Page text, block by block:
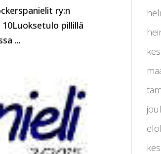
ry:n
pillillä
...